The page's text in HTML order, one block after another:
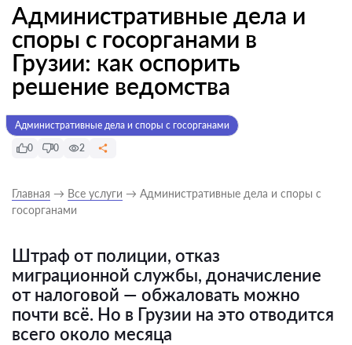
Административные дела и
споры с госорганами в
Грузии: как оспорить
решение ведомства
Административные дела и споры с госорганами
0
0 2
Главная → Все услуги → Административные дела и споры с
госорганами
Штраф от полиции, отказ
миграционной службы, доначисление
от налоговой — обжаловать можно
почти всё. Но в Грузии на это отводится
всего около месяца